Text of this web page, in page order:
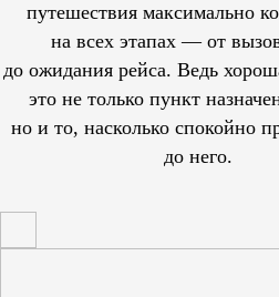
путешествия максимально
на всех этапах — от
до ожидания рейса. Ведь
это не только пункт
но и то, насколько спокойно
до него.